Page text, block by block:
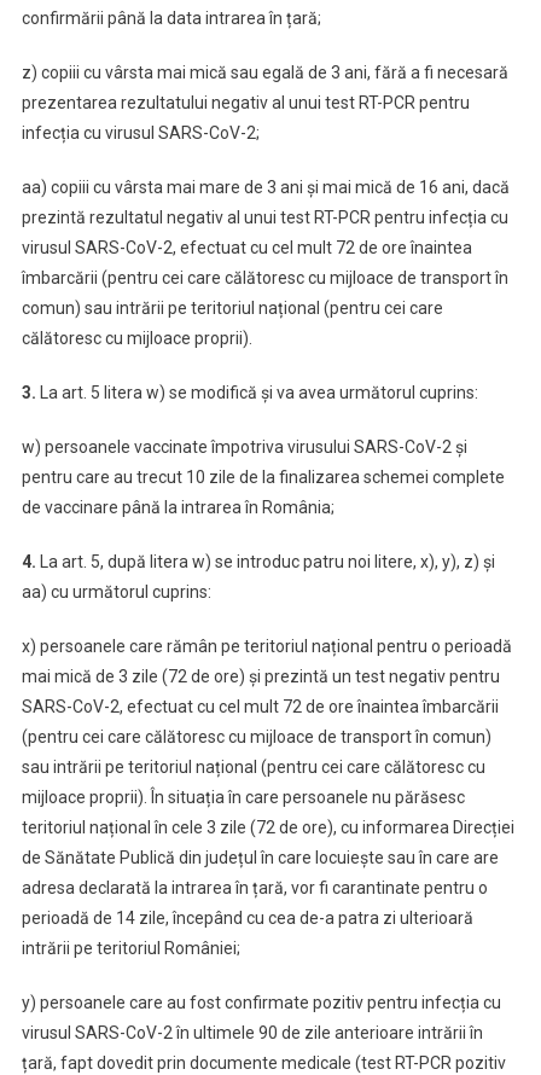
confirmării până la data intrarea în țară;
z) copiii cu vârsta mai mică sau egală de 3 ani, fără a fi necesară
prezentarea rezultatului negativ al unui test RT-PCR pentru
infecția cu virusul SARS-CoV-2;
aa) copiii cu vârsta mai mare de 3 ani și mai mică de 16 ani, dacă
prezintă rezultatul negativ al unui test RT-PCR pentru infecția cu
virusul SARS-CoV-2, efectuat cu cel mult 72 de ore înaintea
îmbarcării (pentru cei care călătoresc cu mijloace de transport în
comun) sau intrării pe teritoriul național (pentru cei care
călătoresc cu mijloace proprii).
3. La art. 5 litera w) se modifică și va avea următorul cuprins:
w) persoanele vaccinate împotriva virusului SARS-CoV-2 și
pentru care au trecut 10 zile de la finalizarea schemei complete
de vaccinare până la intrarea în România;
4. La art. 5, după litera w) se introduc patru noi litere, x), y), z) și
aa) cu următorul cuprins:
x) persoanele care rămân pe teritoriul național pentru o perioadă
mai mică de 3 zile (72 de ore) și prezintă un test negativ pentru
SARS-CoV-2, efectuat cu cel mult 72 de ore înaintea îmbarcării
(pentru cei care călătoresc cu mijloace de transport în comun)
sau intrării pe teritoriul național (pentru cei care călătoresc cu
mijloace proprii). În situația în care persoanele nu părăsesc
teritoriul național în cele 3 zile (72 de ore), cu informarea Direcției
de Sănătate Publică din județul în care locuiește sau în care are
adresa declarată la intrarea în țară, vor fi carantinate pentru o
perioadă de 14 zile, începând cu cea de-a patra zi ulterioară
intrării pe teritoriul României;
y) persoanele care au fost confirmate pozitiv pentru infecția cu
virusul SARS-CoV-2 în ultimele 90 de zile anterioare intrării în
țară, fapt dovedit prin documente medicale (test RT-PCR pozitiv